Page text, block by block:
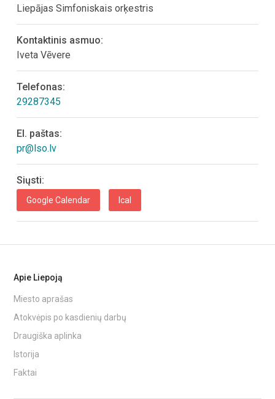
Liepājas Simfoniskais orķestris
Kontaktinis asmuo:
Iveta Vēvere
Telefonas:
29287345
El. paštas:
pr@lso.lv
Siųsti:
Google Calendar Ical
Apie Liepoją
Miesto aprašas
Atokvėpis po kasdienių darbų
Draugiška aplinka
Istorija
Faktai